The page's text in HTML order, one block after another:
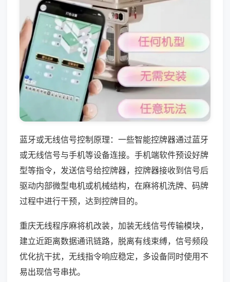
蓝牙或无线信号控制原理：一些智能控牌器通过蓝牙
或无线信号与手机等设备连接。手机端软件预设好牌
型等指令，发送信号给控牌器，控牌器接收到信号后
驱动内部微型电机或机械结构，在麻将机洗牌、码牌
过程中进行干预，达到控牌目的。
重庆无线程序麻将机改装，加装无线信号传输模块，
建立近距离数据通讯链路，脱离有线束缚，信号频段
优化抗干扰，无线指令响应稳定，多设备同时使用不
易出现信号串扰。